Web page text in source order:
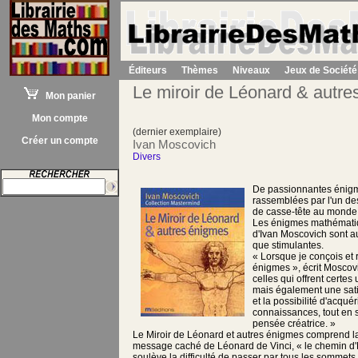
Mon panier
Mon compte
Créer un compte
Éditeurs Thèmes Niveaux Jeux de Société
Le miroir de Léonard &
(dernier exemplaire)
Ivan Moscovich
Divers
De passionnantes
rassemblées par l'un
de casse-tête au
Les énigmes
d'Ivan Moscovich sont
que stimulantes.
« Lorsque je conçois et
énigmes », écrit
celles qui offrent certes
mais également une
et la possibilité
connaissances, tout en
pensée créatrice. »
Le Miroir de Léonard et autres énigmes comprend
message caché de Léonard de Vinci, « le chemin